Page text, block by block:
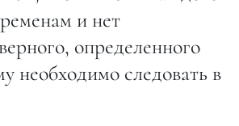
и нет
определенного
необходимо следовать в